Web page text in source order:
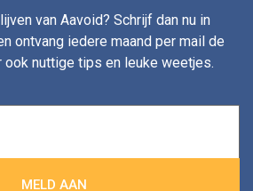
van Aavoid? Schrijf dan nu in
ontvang iedere maand per mail de
ook nuttige tips en leuke weetjes.